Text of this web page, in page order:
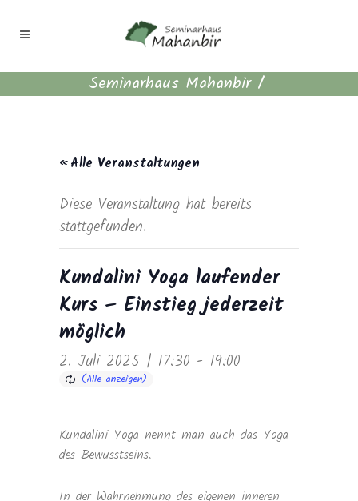
Seminarhaus Mahanbir/
« Alle Veranstaltungen
Diese Veranstaltung hat bereits
stattgefunden.
Kundalini Yoga laufender
Kurs – Einstieg jederzeit
möglich
2. Juli 2025 | 17:30 - 19:00
Kundalini Yoga nennt man auch das Yoga
des Bewusstseins.
In der Wahrnehmung des eigenen inneren